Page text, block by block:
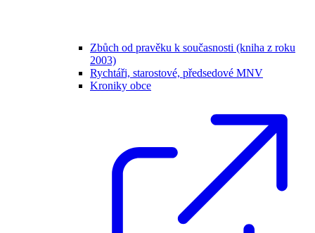
Zbůch od pravěku k současnosti (kniha z roku
2003)
Rychtáři, starostové, předsedové MNV
Kroniky obce